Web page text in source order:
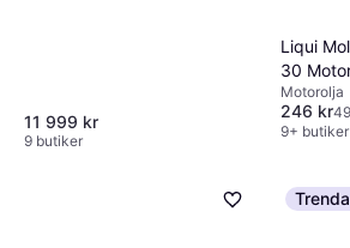
11 999 kr
9 butiker
Liqui
30
Motorolja
246 kr
9+ butiker